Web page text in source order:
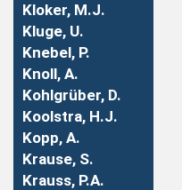
Kloker, M.J.
Kluge, U.
Knebel, P.
Knoll, A.
Kohlgrüber, D.
Koolstra, H.J.
Kopp, A.
Krause, S.
Krauss, P.A.